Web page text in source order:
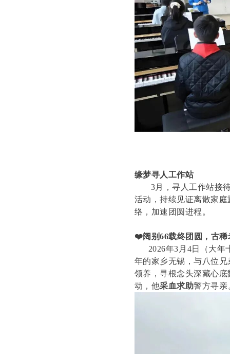
缘梦寻人工作站
3月，寻人工作站接
活动，持续见证离散家
络，加速团圆进程。
❤️阔别66载终团圆， 古稀
2026年3月4日（大年
年的家乡无锡，与八位
领养，寻根念头深藏心
动，他采血求助警方寻亲